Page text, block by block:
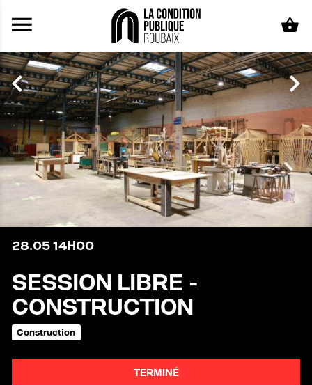
Aller au contenu principal
28.0514H00
SESSION LIBRE -
CONSTRUCTION
Construction
TERMINÉ